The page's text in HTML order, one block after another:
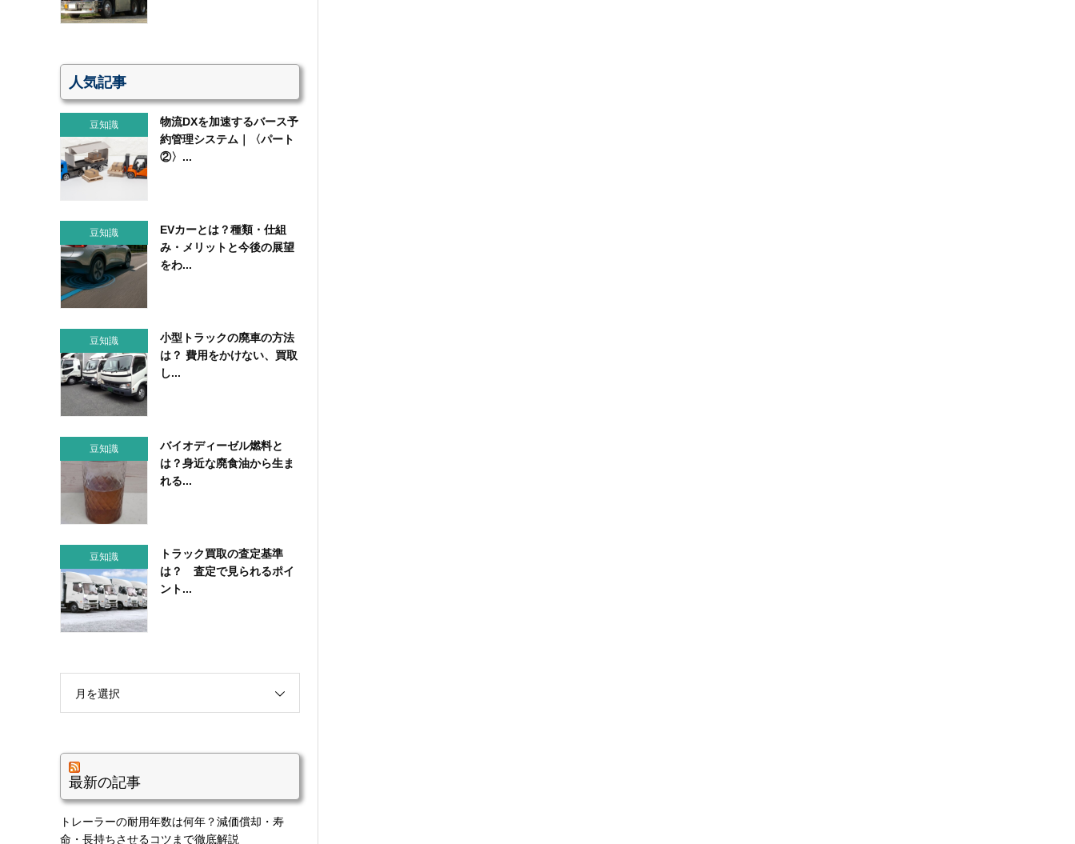
人気記事
豆知識
物流DXを加速するバース予
約管理システム｜〈パート
②〉...
豆知識
EVカーとは？種類・仕組
み・メリットと今後の展望
をわ...
豆知識
小型トラックの廃車の方法
は？ 費用をかけない、買取
し...
豆知識
バイオディーゼル燃料と
は？身近な廃食油から生ま
れる...
豆知識
トラック買取の査定基準
は？ 査定で見られるポイ
ント...
月を選択
最新の記事
トレーラーの耐用年数は何年？減価償却・寿
命・長持ちさせるコツまで徹底解説